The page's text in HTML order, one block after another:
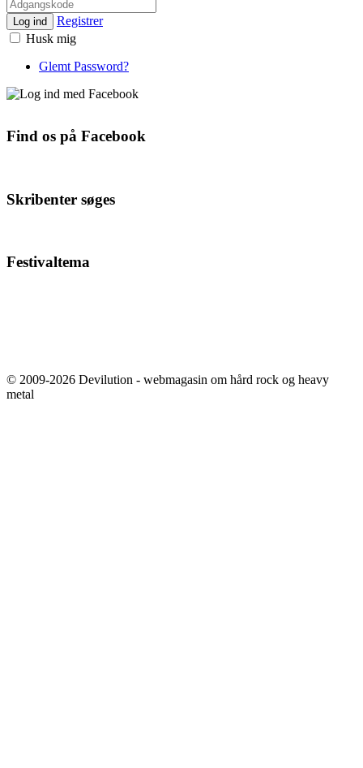
Log ind
Registrer
Husk mig
Glemt Password?
Find os på Facebook
Skribenter søges
Festivaltema
© 2009-2026 Devilution - webmagasin om hård rock og heavy
metal